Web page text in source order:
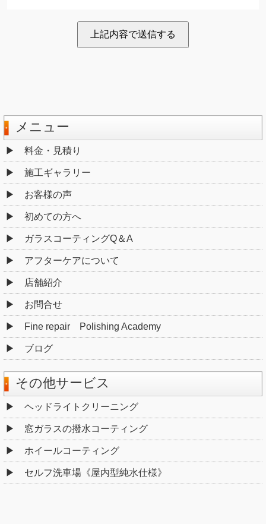
メニュー
料金・見積り
施工ギャラリー
お客様の声
初めての方へ
ガラスコーティングQ＆A
アフターケアについて
店舗紹介
お問合せ
Fine repair Polishing Academy
ブログ
その他サービス
ヘッドライトクリーニング
窓ガラスの撥水コーティング
ホイールコーティング
セルフ洗車場《屋内型純水仕様》